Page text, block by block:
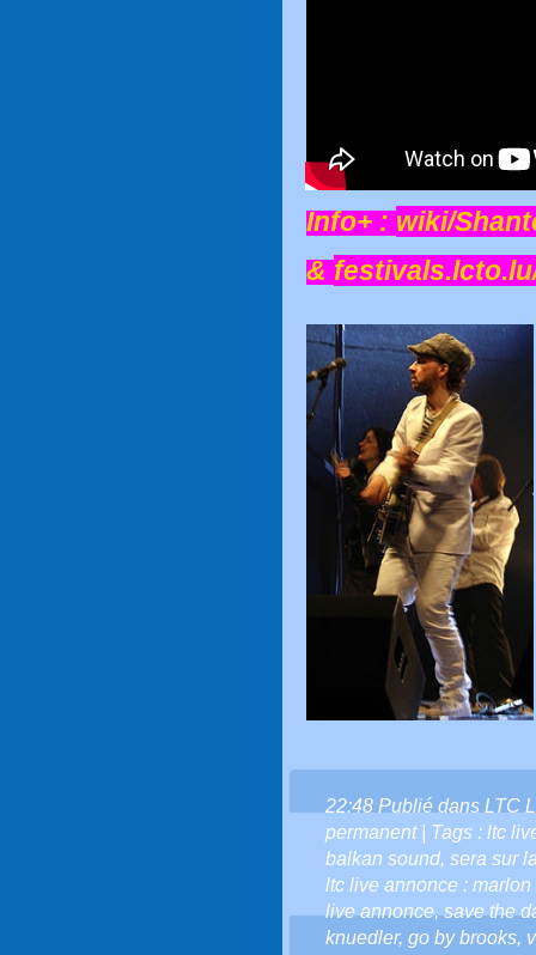
Info+ : wiki/
&
22:48 Publié dans LTC
permanent| Tags : ltc
balkan sound, sera sur
ltc live annonce :
live annonce,save the
knuedler, go by brooks,